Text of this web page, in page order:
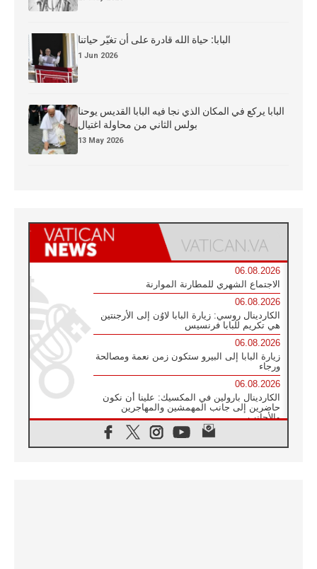
البابا: حياة الله قادرة على أن تغيّر حياتنا
1 Jun 2026
البابا يركع في المكان الذي نجا فيه البابا القديس يوحنا
بولس الثاني من محاولة اغتيال
13 May 2026
06.08.2026
الاجتماع الشهري للمطارنة الموارنة
06.08.2026
الكاردينال روسي: زيارة البابا لاوُن إلى الأرجنتين
هي تكريم للبابا فرنسيس
06.08.2026
زيارة البابا إلى البيرو ستكون زمن نعمة ومصالحة
ورجاء
06.08.2026
الكاردينال بارولين في المكسيك: علينا أن نكون
حاضرين إلى جانب المهمشين والمهاجرين
والأجانب
البابا لاوُن الرابع عشر للشباب في أسيزي: